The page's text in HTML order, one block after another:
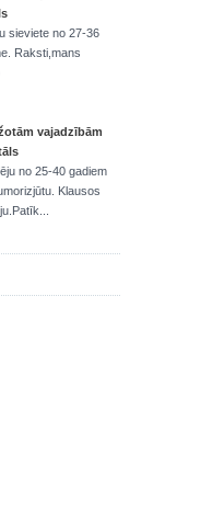
sieviete no 27-36
Raksti,mans
vajadzībām
no 25-40 gadiem
Klausos